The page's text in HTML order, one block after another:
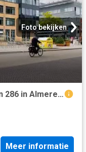
Foto bekijken
Appartement te koop Bankierbaan 286 in Almere voor € 295.000
Meer informatie